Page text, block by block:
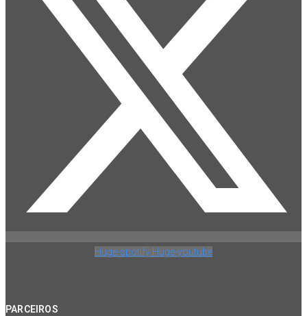
Huge-spotify Huge-youtube
PARCEIROS